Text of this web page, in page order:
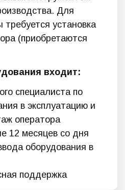
Для
установка
(приобретаются
входит:
специалиста по
в эксплуатацию и
оператора
12 месяцев со дня
оборудования в
поддержка